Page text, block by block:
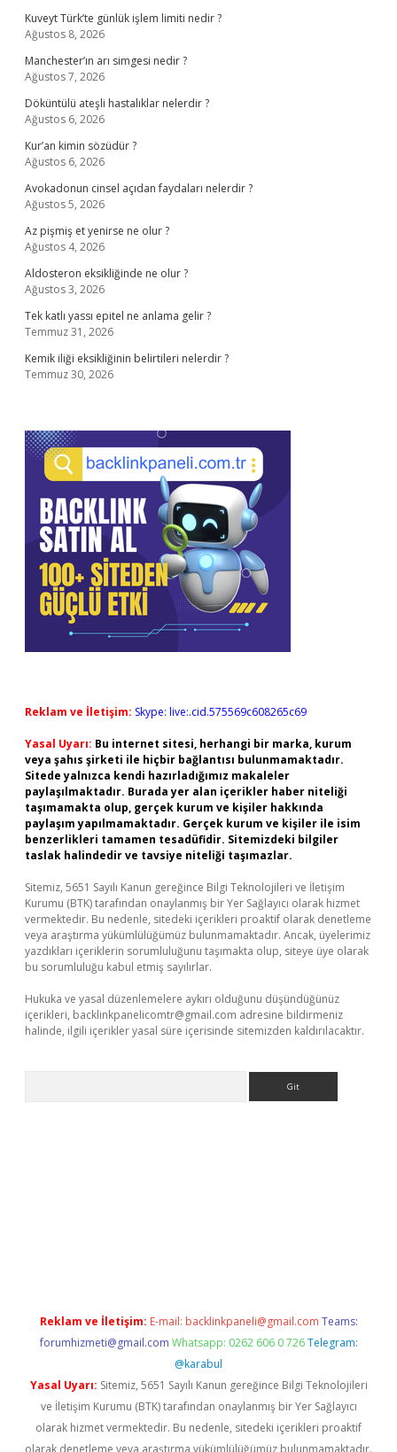
Kuveyt Türk’te günlük işlem limiti nedir ?
Ağustos 8, 2026
Manchester’ın arı simgesi nedir ?
Ağustos 7, 2026
Döküntülü ateşli hastalıklar nelerdir ?
Ağustos 6, 2026
Kur’an kimin sözüdür ?
Ağustos 6, 2026
Avokadonun cinsel açıdan faydaları nelerdir ?
Ağustos 5, 2026
Az pişmiş et yenirse ne olur ?
Ağustos 4, 2026
Aldosteron eksikliğinde ne olur ?
Ağustos 3, 2026
Tek katlı yassı epitel ne anlama gelir ?
Temmuz 31, 2026
Kemik iliği eksikliğinin belirtileri nelerdir ?
Temmuz 30, 2026
Reklam ve İletişim: Skype: live:.cid.575569c608265c69
Yasal Uyarı: Bu internet sitesi, herhangi bir marka, kurum
veya şahıs şirketi ile hiçbir bağlantısı bulunmamaktadır.
Sitede yalnızca kendi hazırladığımız makaleler
paylaşılmaktadır. Burada yer alan içerikler haber niteliği
taşımamakta olup, gerçek kurum ve kişiler hakkında
paylaşım yapılmamaktadır. Gerçek kurum ve kişiler ile isim
benzerlikleri tamamen tesadüfidir. Sitemizdeki bilgiler
taslak halindedir ve tavsiye niteliği taşımazlar.
Sitemiz, 5651 Sayılı Kanun gereğince Bilgi Teknolojileri ve İletişim
Kurumu (BTK) tarafından onaylanmış bir Yer Sağlayıcı olarak hizmet
vermektedir. Bu nedenle, sitedeki içerikleri proaktif olarak denetleme
veya araştırma yükümlülüğümüz bulunmamaktadır. Ancak, üyelerimiz
yazdıkları içeriklerin sorumluluğunu taşımakta olup, siteye üye olarak
bu sorumluluğu kabul etmiş sayılırlar.
Hukuka ve yasal düzenlemelere aykırı olduğunu düşündüğünüz
içerikleri, backlinkpanelicomtr@gmail.com adresine bildirmeniz
halinde, ilgili içerikler yasal süre içerisinde sitemizden kaldırılacaktır.
Reklam ve İletişim: E-mail: backlinkpaneli@gmail.com Teams:
forumhizmeti@gmail.com Whatsapp: 0262 606 0 726 Telegram:
@karabul
Yasal Uyarı: Sitemiz, 5651 Sayılı Kanun gereğince Bilgi Teknolojileri
ve İletişim Kurumu (BTK) tarafından onaylanmış bir Yer Sağlayıcı
olarak hizmet vermektedir. Bu nedenle, sitedeki içerikleri proaktif
olarak denetleme veya araştırma yükümlülüğümüz bulunmamaktadır.